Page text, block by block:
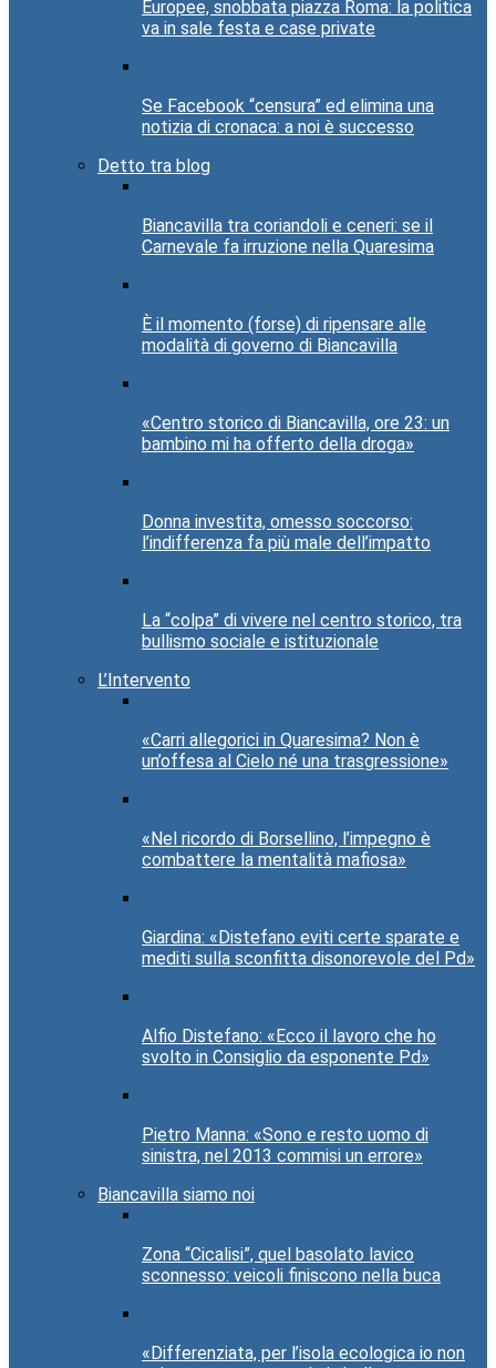
Europee, snobbata piazza Roma: la politica
va in sale festa e case private
Se Facebook “censura” ed elimina una
notizia di cronaca: a noi è successo
Detto tra blog
Biancavilla tra coriandoli e ceneri: se il
Carnevale fa irruzione nella Quaresima
È il momento (forse) di ripensare alle
modalità di governo di Biancavilla
«Centro storico di Biancavilla, ore 23: un
bambino mi ha offerto della droga»
Donna investita, omesso soccorso:
l’indifferenza fa più male dell’impatto
La “colpa” di vivere nel centro storico, tra
bullismo sociale e istituzionale
L’Intervento
«Carri allegorici in Quaresima? Non è
un’offesa al Cielo né una trasgressione»
«Nel ricordo di Borsellino, l’impegno è
combattere la mentalità mafiosa»
Giardina: «Distefano eviti certe sparate e
mediti sulla sconfitta disonorevole del Pd»
Alfio Distefano: «Ecco il lavoro che ho
svolto in Consiglio da esponente Pd»
Pietro Manna: «Sono e resto uomo di
sinistra, nel 2013 commisi un errore»
Biancavilla siamo noi
Zona “Cicalisi”, quel basolato lavico
sconnesso: veicoli finiscono nella buca
«Differenziata, per l’isola ecologica io non